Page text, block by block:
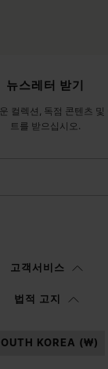
뉴스레터 받기
컬렉션, 독점 콘텐츠 및
트를 받으십시오.
인은Margiela S.A.S.U. 이
승인합니다.
고객서비스
법적 고지
KOREA (₩)